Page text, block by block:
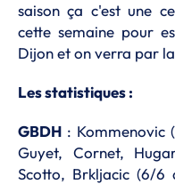
saison ça c'est une
cette semaine pour
Dijon et on verra par
Les statistiques :
GBDH : Kommenovic
Guyet, Cornet,
Scotto, Brkljacic (6/6